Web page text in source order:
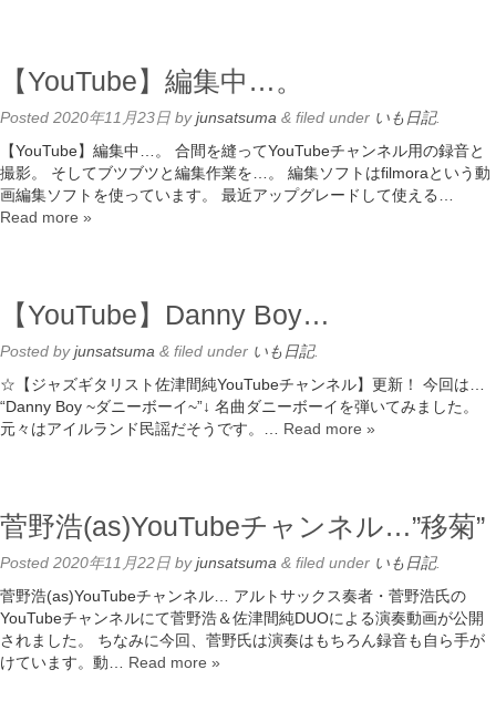
【YouTube】編集中…。
Posted 2020年11月23日 byjunsatsuma & filed under いも日記.
【YouTube】編集中…。 合間を縫ってYouTubeチャンネル用の録音と
撮影。 そしてブツブツと編集作業を…。 編集ソフトはfilmoraという動
画編集ソフトを使っています。 最近アップグレードして使える…
Read more »
【YouTube】Danny Boy…
Posted byjunsatsuma & filed under いも日記.
☆【ジャズギタリスト佐津間純YouTubeチャンネル】更新！ 今回は…
“Danny Boy ~ダニーボーイ~”↓ 名曲ダニーボーイを弾いてみました。
元々はアイルランド民謡だそうです。… Read more »
菅野浩(as)YouTubeチャンネル…”移菊”
Posted 2020年11月22日 byjunsatsuma & filed under いも日記.
菅野浩(as)YouTubeチャンネル… アルトサックス奏者・菅野浩氏の
YouTubeチャンネルにて菅野浩＆佐津間純DUOによる演奏動画が公開
されました。 ちなみに今回、菅野氏は演奏はもちろん録音も自ら手が
けています。動… Read more »